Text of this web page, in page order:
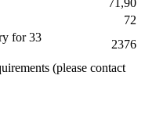
71,90
72
for 33
2376
(please contact